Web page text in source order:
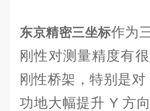
东京精密三坐标作为
刚性对测量精度有
刚性桥架，特别是
功地大幅提升 Y 方